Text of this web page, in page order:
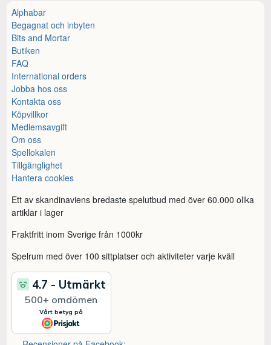
Alphabar
Begagnat och inbyten
Bits and Mortar
Butiken
FAQ
International orders
Jobba hos oss
Kontakta oss
Köpvillkor
Medlemsavgift
Om oss
Spellokalen
Tillgänglighet
Hantera cookies
Ett av skandinaviens bredaste spelutbud med över 60.000 olika
artiklar i lager
Fraktfritt inom Sverige från 1000kr
Spelrum med över 100 sittplatser och aktiviteter varje kväll